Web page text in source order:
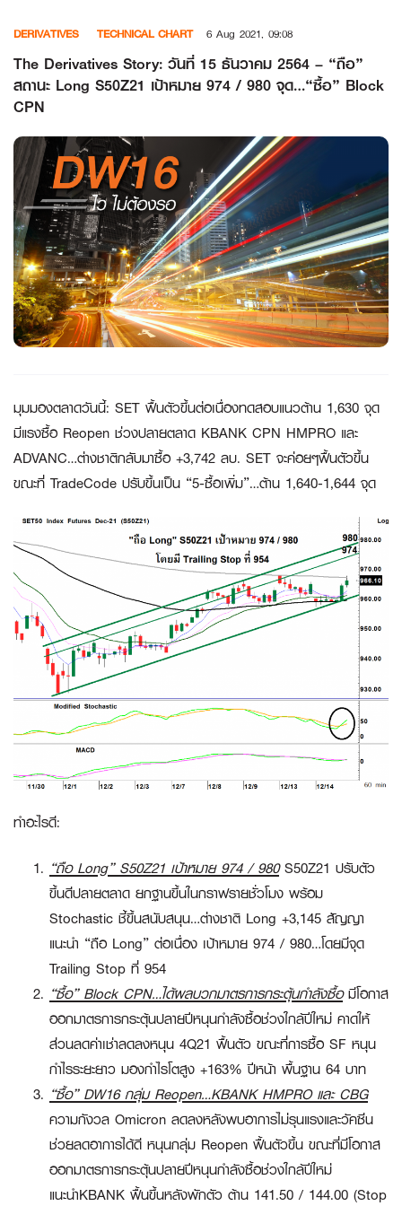
content
DERIVATIVES TECHNICAL CHART 6 Aug 2021, 09:08
The Derivatives Story: วันที่ 15 ธันวาคม 2564 – “ถือ”
สถานะ Long S50Z21 เป้าหมาย 974 / 980 จุด…“ซื้อ” Block
CPN
มุมมองตลาดวันนี้: SET ฟื้นตัวขึ้นต่อเนื่องทดสอบแนวต้าน 1,630 จุด
มีแรงซื้อ Reopen ช่วงปลายตลาด KBANK CPN HMPRO และ
ADVANC…ต่างชาติกลับมาซื้อ +3,742 ลบ. SET จะค่อยๆฟื้นตัวขึ้น
ขณะที่ TradeCode ปรับขึ้นเป็น “5-ซื้อเพิ่ม”…ต้าน 1,640-1,644 จุด
ทำอะไรดี:
“ถือ Long” S50Z21 เป้าหมาย 974 / 980S50Z21 ปรับตัว
ขึ้นดีปลายตลาด ยกฐานขึ้นในกราฟรายชั่วโมง พร้อม
Stochastic ชี้ขึ้นสนับสนุน…ต่างชาติ Long +3,145 สัญญา
แนะนำ “ถือ Long” ต่อเนื่อง เป้าหมาย 974 / 980…โดยมีจุด
Trailing Stop ที่ 954
“ซื้อ”Block CPN…ได้ผลบวกมาตรการกระตุ้นกำลังซื้อ มีโอกาส
ออกมาตรการกระตุ้นปลายปีหนุนกำลังซื้อช่วงใกล้ปีใหม่ คาดให้
ส่วนลดค่าเช่าลดลงหนุน 4Q21 ฟื้นตัว ขณะที่การซื้อ SF หนุน
กำไรระยะยาว มองกำไรโตสูง +163% ปีหน้า พื้นฐาน 64 บาท
“ซื้อ”DW16 กลุ่ม Reopen…KBANK HMPRO และ CBG
ความกังวล Omicron ลดลงหลังพบอาการไม่รุนแรงและวัคซีน
ช่วยลดอาการได้ดี หนุนกลุ่ม Reopen ฟื้นตัวขึ้น ขณะที่มีโอกาส
ออกมาตรการกระตุ้นปลายปีหนุนกำลังซื้อช่วงใกล้ปีใหม่
แนะนำKBANK ฟื้นขึ้นหลังพักตัว ต้าน 141.50 / 144.00 (Stop